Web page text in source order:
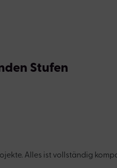
Stufen
Alles ist vollständig